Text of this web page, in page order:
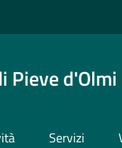
Pieve d'Olmi
Servizi